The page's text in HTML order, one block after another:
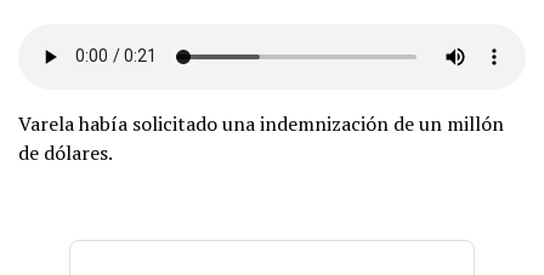
Varela había solicitado una indemnización de un millón
de dólares.